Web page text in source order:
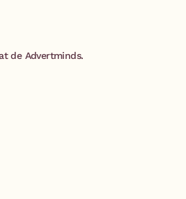
de Advertminds.